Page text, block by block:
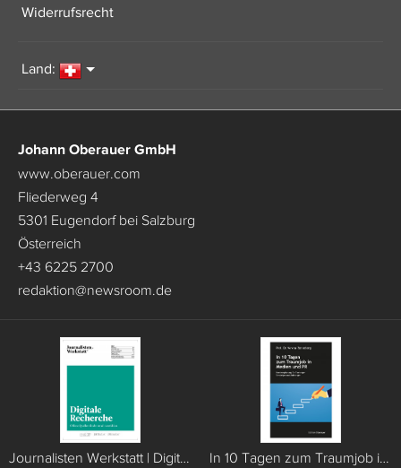
Widerrufsrecht
Land:
Johann Oberauer GmbH
www.oberauer.com
Fliederweg 4
5301 Eugendorf bei Salzburg
Österreich
+43 6225 2700
redaktion@newsroom.de
Journalisten Werkstatt | Digitale Recherche In 10 Tagen zum Traumjob in Medien und PR